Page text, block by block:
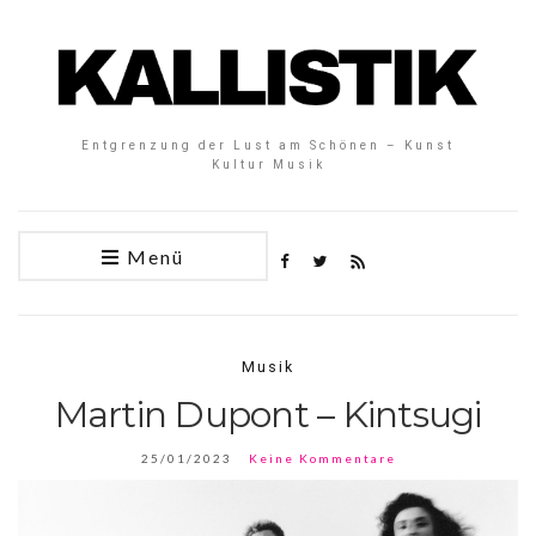
Entgrenzung der Lust am Schönen – Kunst
Kultur Musik
Menü
Musik
Martin Dupont – Kintsugi
25/01/2023 Keine Kommentare